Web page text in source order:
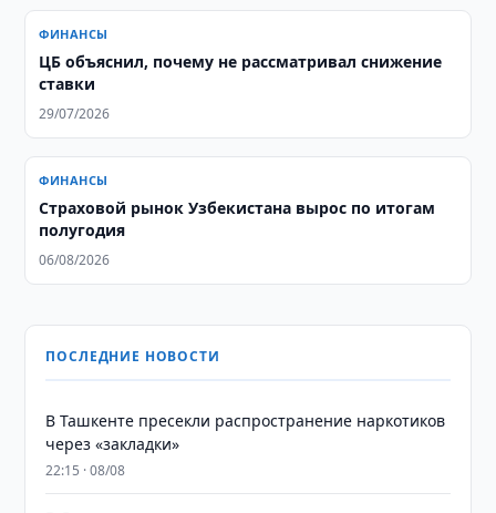
ФИНАНСЫ
ЦБ объяснил, почему не рассматривал снижение
ставки
29/07/2026
ФИНАНСЫ
Страховой рынок Узбекистана вырос по итогам
полугодия
06/08/2026
ПОСЛЕДНИЕ НОВОСТИ
В Ташкенте пресекли распространение наркотиков
через «закладки»
22:15 · 08/08